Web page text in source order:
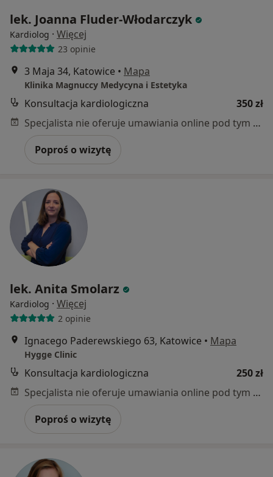
lek. Joanna Fluder-Włodarczyk
Kardiolog · Więcej
23 opinie
3 Maja 34, Katowice • Mapa
Klinika Magnuccy Medycyna i Estetyka
Konsultacja kardiologiczna
350 zł
Specjalista nie oferuje umawiania online pod tym adresem.
Poproś o wizytę
lek. Anita Smolarz
Kardiolog · Więcej
2 opinie
Ignacego Paderewskiego 63, Katowice • Mapa
Hygge Clinic
Konsultacja kardiologiczna
250 zł
Specjalista nie oferuje umawiania online pod tym adresem.
Poproś o wizytę